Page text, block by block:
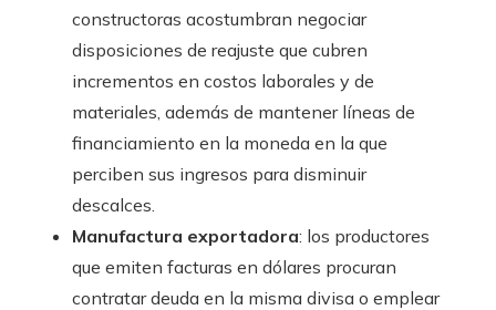
constructoras acostumbran negociar
disposiciones de reajuste que cubren
incrementos en costos laborales y de
materiales, además de mantener líneas de
financiamiento en la moneda en la que
perciben sus ingresos para disminuir
descalces.
Manufactura exportadora: los productores
que emiten facturas en dólares procuran
contratar deuda en la misma divisa o emplear